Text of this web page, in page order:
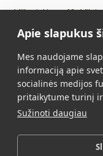
Vilkpėdės g. 10,
Tel.:+370 5 213 2649
El. paštas:
Pagrindinis
Apie mus
Apie slapukus
Mes naudojame
informaciją apie
socialinės medijos
pritaikytume turinį
Sužinoti daugiau